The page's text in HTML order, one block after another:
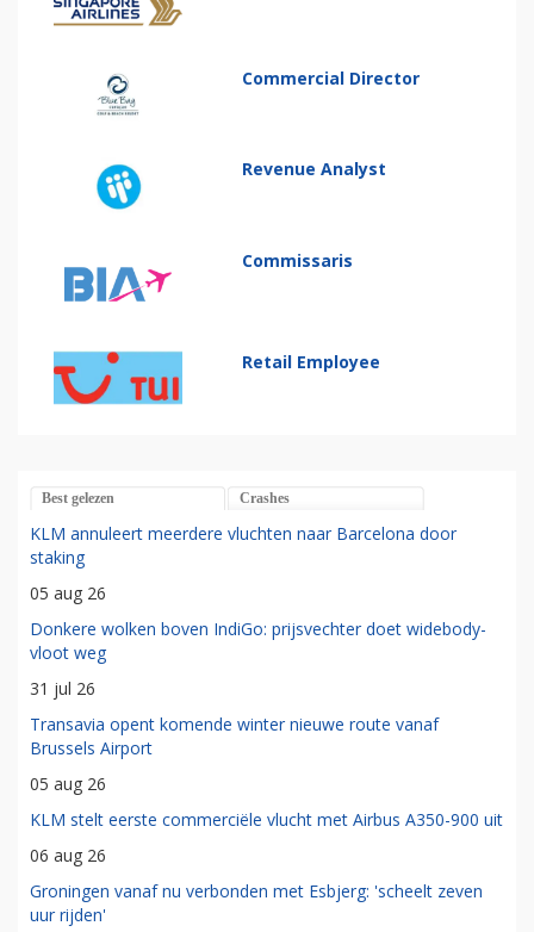
Commercial Director
Revenue Analyst
Commissaris
Retail Employee
Best gelezen Crashes
KLM annuleert meerdere vluchten naar Barcelona door
staking
05 aug 26
Donkere wolken boven IndiGo: prijsvechter doet widebody-
vloot weg
31 jul 26
Transavia opent komende winter nieuwe route vanaf
Brussels Airport
05 aug 26
KLM stelt eerste commerciële vlucht met Airbus A350-900 uit
06 aug 26
Groningen vanaf nu verbonden met Esbjerg: 'scheelt zeven
uur rijden'